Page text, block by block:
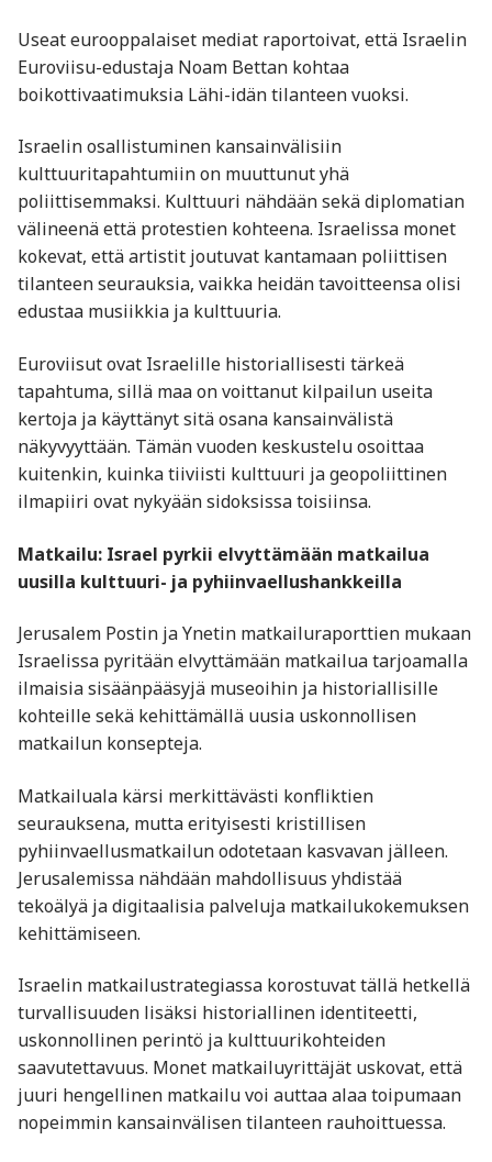
Useat eurooppalaiset mediat raportoivat, että Israelin
Euroviisu-edustaja Noam Bettan kohtaa
boikottivaatimuksia Lähi-idän tilanteen vuoksi.
Israelin osallistuminen kansainvälisiin
kulttuuritapahtumiin on muuttunut yhä
poliittisemmaksi. Kulttuuri nähdään sekä diplomatian
välineenä että protestien kohteena. Israelissa monet
kokevat, että artistit joutuvat kantamaan poliittisen
tilanteen seurauksia, vaikka heidän tavoitteensa olisi
edustaa musiikkia ja kulttuuria.
Euroviisut ovat Israelille historiallisesti tärkeä
tapahtuma, sillä maa on voittanut kilpailun useita
kertoja ja käyttänyt sitä osana kansainvälistä
näkyvyyttään. Tämän vuoden keskustelu osoittaa
kuitenkin, kuinka tiiviisti kulttuuri ja geopoliittinen
ilmapiiri ovat nykyään sidoksissa toisiinsa.
Matkailu: Israel pyrkii elvyttämään matkailua
uusilla kulttuuri- ja pyhiinvaellushankkeilla
Jerusalem Postin ja Ynetin matkailuraporttien mukaan
Israelissa pyritään elvyttämään matkailua tarjoamalla
ilmaisia sisäänpääsyjä museoihin ja historiallisille
kohteille sekä kehittämällä uusia uskonnollisen
matkailun konsepteja.
Matkailuala kärsi merkittävästi konfliktien
seurauksena, mutta erityisesti kristillisen
pyhiinvaellusmatkailun odotetaan kasvavan jälleen.
Jerusalemissa nähdään mahdollisuus yhdistää
tekoälyä ja digitaalisia palveluja matkailukokemuksen
kehittämiseen.
Israelin matkailustrategiassa korostuvat tällä hetkellä
turvallisuuden lisäksi historiallinen identiteetti,
uskonnollinen perintö ja kulttuurikohteiden
saavutettavuus. Monet matkailuyrittäjät uskovat, että
juuri hengellinen matkailu voi auttaa alaa toipumaan
nopeimmin kansainvälisen tilanteen rauhoittuessa.